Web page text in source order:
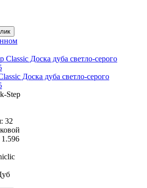
Доска дуба светло-серого
Step
32
1.596